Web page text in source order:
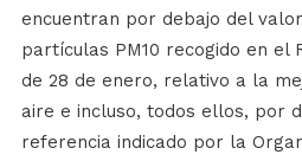
encuentran por debajo del
partículas PM10 recogido en el
de 28 de enero, relativo a la
aire e incluso, todos ellos, por
referencia indicado por la